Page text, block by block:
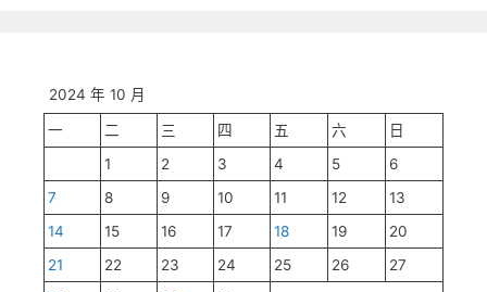
2024 年 10 月
一 二 三 四 五 六
日
1
2 3 4 5
6
7
8 9 10 11 12
13
14
15 16 17 18 19
20
21
22 23 24 25 26
27